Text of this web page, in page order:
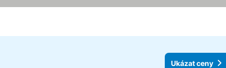
Ukázat ceny